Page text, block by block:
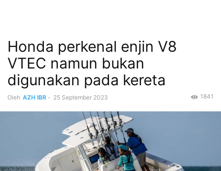
Honda perkenal enjin V8
VTEC namun bukan
digunakan pada kereta
Oleh AZH IBR - 25 September 2023 1841